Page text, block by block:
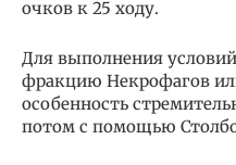
очков к 25 ходу.
Для выполнения
фракцию Некрофагов
особенность
потом с помощью